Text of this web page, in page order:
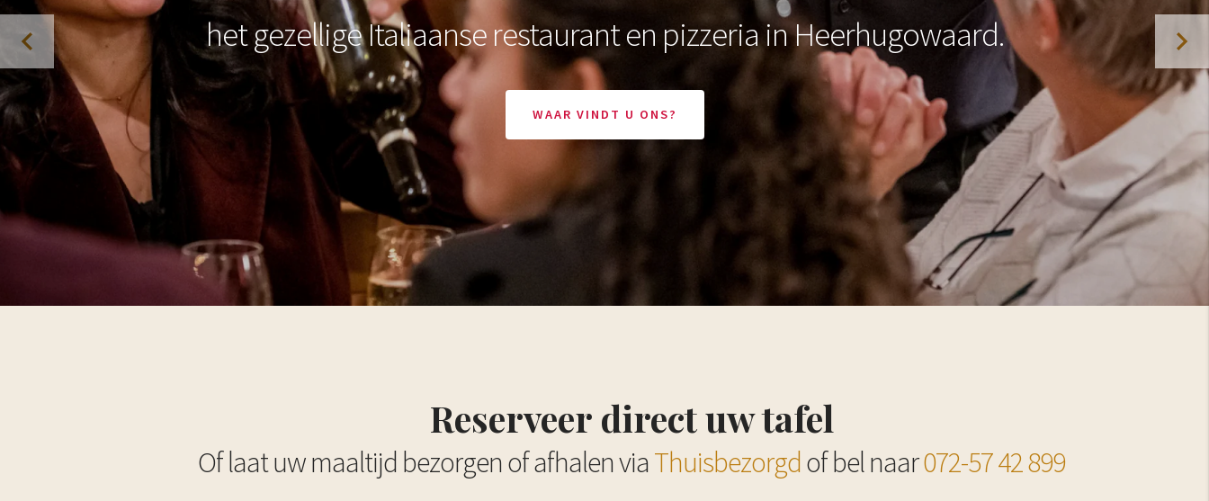
het gezellige Italiaanse restaurant en pizzeria in Heerhugowaard.
WAAR VINDT U ONS?
Reserveer direct uw tafel
Of laat uw maaltijd bezorgen of afhalen viaThuisbezorgdof bel naar072-57 42 899